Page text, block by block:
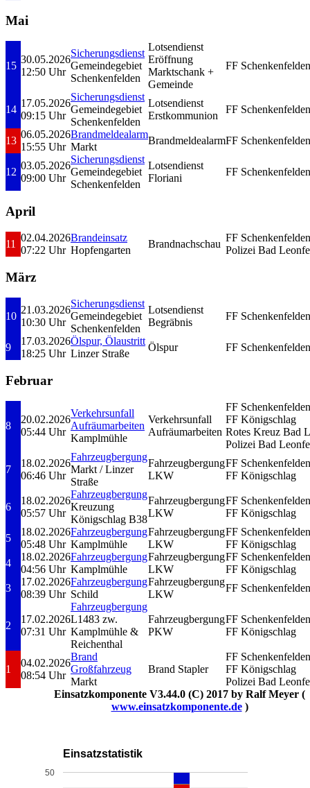
Mai
15
30.05.2026
12:50 Uhr
Sicherungsdienst
Gemeindegebiet
Schenkenfelden
Lotsendienst
Eröffnung
Marktschank +
Gemeinde
FF Schenkenfelden
14
17.05.2026
09:15 Uhr
Sicherungsdienst
Gemeindegebiet
Schenkenfelden
Lotsendienst
Erstkommunion
FF Schenkenfelden
13
06.05.2026
15:55 Uhr
Brandmeldealarm
Markt
BrandmeldealarmFF Schenkenfelden
12
03.05.2026
09:00 Uhr
Sicherungsdienst
Gemeindegebiet
Schenkenfelden
Lotsendienst
Floriani
FF Schenkenfelden
April
11
02.04.2026
07:22 Uhr
Brandeinsatz
Hopfengarten
Brandnachschau
FF Schenkenfelden
Polizei Bad
März
10
21.03.2026
10:30 Uhr
Sicherungsdienst
Gemeindegebiet
Schenkenfelden
Lotsendienst
Begräbnis
FF Schenkenfelden
9
17.03.2026
18:25 Uhr
Ölspur, Ölaustritt
Linzer Straße
Ölspur FF Schenkenfelden
Februar
8
20.02.2026
05:44 Uhr
Verkehrsunfall
Aufräumarbeiten
Kamplmühle
Verkehrsunfall
Aufräumarbeiten
FF Schenkenfelden
FF Königschlag
Rotes Kreuz Bad
Polizei Bad
7
18.02.2026
06:46 Uhr
Fahrzeugbergung
Markt / Linzer
Straße
Fahrzeugbergung
LKW
FF Schenkenfelden
FF Königschlag
6
18.02.2026
05:57 Uhr
Fahrzeugbergung
Kreuzung
Königschlag B38
Fahrzeugbergung
LKW
FF Schenkenfelden
FF Königschlag
5
18.02.2026
05:48 Uhr
Fahrzeugbergung
Kamplmühle
Fahrzeugbergung
LKW
FF Schenkenfelden
FF Königschlag
4
18.02.2026
04:56 Uhr
Fahrzeugbergung
Kamplmühle
Fahrzeugbergung
LKW
FF Schenkenfelden
FF Königschlag
3
17.02.2026
08:39 Uhr
Fahrzeugbergung
Schild
Fahrzeugbergung
LKW
FF Schenkenfelden
2
17.02.2026
07:31 Uhr
Fahrzeugbergung
L1483 zw.
Kamplmühle &
Reichenthal
Fahrzeugbergung
PKW
FF Schenkenfelden
FF Königschlag
1
04.02.2026
08:54 Uhr
Brand
Großfahrzeug
Markt
Brand Stapler
FF Schenkenfelden
FF Königschlag
Polizei Bad
Einsatzkomponente V3.44.0 (C) 2017 by Ralf Meyer (
www.einsatzkomponente.de)
Einsatzstatistik
50